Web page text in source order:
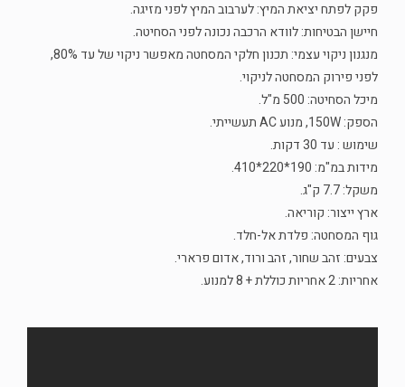
פקק לפתח יציאת המיץ: לערבוב המיץ לפני מזיגה.
חיישן הבטיחות: לוודא הרכבה נכונה לפני הסחיטה.
מנגנון ניקוי עצמי: תכנון חלקי המסחטה מאפשר ניקוי של עד 80%,
לפני פירוק המסחטה לניקוי.
מיכל הסחיטה: 500 מ"ל.
הספק: 150W, מנוע AC תעשייתי.
שימוש : עד 30 דקות.
מידות במ"מ: 190*220*410.
משקל: 7.7 ק"ג.
ארץ ייצור: קוריאה.
גוף המסחטה: פלדת אל-חלד.
צבעים: זהב שחור, זהב ורוד, אדום פרארי.
אחריות: 2 אחריות כוללת + 8 למנוע.